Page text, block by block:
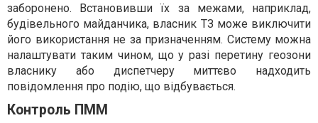
заборонено. Встановивши їх за межами, наприклад,
будівельного майданчика, власник ТЗ може виключити
його використання не за призначенням. Систему можна
налаштувати таким чином, що у разі перетину геозони
власнику або диспетчеру миттєво надходить
повідомлення про подію, що відбувається.
Контроль ПММ